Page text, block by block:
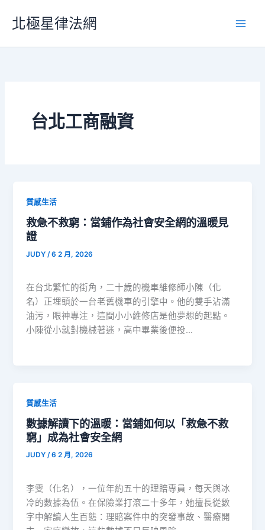
要
北極星律法網
台北工商融資
質感生活
救急不救窮：當鋪作為社會安全網的溫暖見
證
JUDY /6 2 月, 2026
在台北繁忙的街角，二十歲的機車維修師小陳（化
名）正埋頭於一台老舊機車的引擎中。他的雙手沾滿
油污，眼神專注，這間小小維修店是他夢想的起點。
小陳從小就對機械著迷，高中畢業後便投…
質感生活
數據解讀下的溫暖：當鋪如何以「救急不救
窮」成為社會安全網
JUDY/6 2 月, 2026
李雯（化名），一位年約五十的理賠專員，每天與冰
冷的數據為伍。在保險業打滾二十多年，她擅長從數
字中解讀人生百態：理賠案件中的突發事故、醫療開